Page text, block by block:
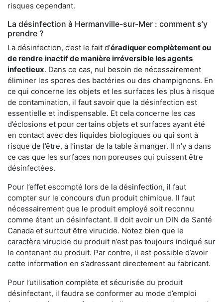
risques cependant.
La désinfection à Hermanville-sur-Mer : comment s’y
prendre ?
La désinfection, c’est le fait d’éradiquer complètement ou
de rendre inactif de manière irréversible les agents
infectieux. Dans ce cas, nul besoin de nécessairement
éliminer les spores des bactéries ou des champignons. En
ce qui concerne les objets et les surfaces les plus à risque
de contamination, il faut savoir que la désinfection est
essentielle et indispensable. Et cela concerne les cas
d’éclosions et pour certains objets et surfaces ayant été
en contact avec des liquides biologiques ou qui sont à
risque de l’être, à l’instar de la table à manger. II n’y a dans
ce cas que les surfaces non poreuses qui puissent être
désinfectées.
Pour l’effet escompté lors de la désinfection, il faut
compter sur le concours d’un produit chimique. Il faut
nécessairement que le produit employé soit reconnu
comme étant un désinfectant. Il doit avoir un DIN de Santé
Canada et surtout être virucide. Notez bien que le
caractère virucide du produit n’est pas toujours indiqué sur
le contenant du produit. Par contre, il est possible d’avoir
cette information en s’adressant directement au fabricant.
Pour l’utilisation complète et sécurisée du produit
désinfectant, il faudra se conformer au mode d’emploi